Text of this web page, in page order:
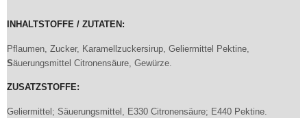
INHALTSTOFFE / ZUTATEN:
Pflaumen, Zucker, Karamellzuckersirup, Geliermittel Pektine,
Säuerungsmittel Citronensäure, Gewürze.
ZUSATZSTOFFE:
Geliermittel; Säuerungsmittel, E330 Citronensäure; E440 Pektine.